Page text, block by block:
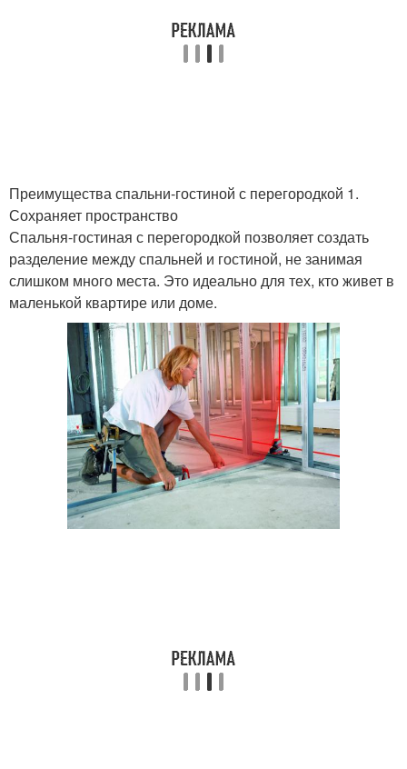
Преимущества спальни-гостиной с перегородкой 1.
Сохраняет пространство
Спальня-гостиная с перегородкой позволяет создать
разделение между спальней и гостиной, не занимая
слишком много места. Это идеально для тех, кто живет в
маленькой квартире или доме.